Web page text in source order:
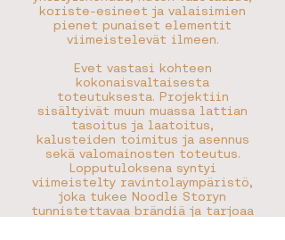
koriste-esineet ja valaisimien
pienet punaiset elementit
viimeistelevät ilmeen.
Evet vastasi kohteen
kokonaisvaltaisesta
toteutuksesta. Projektiin
sisältyivät muun muassa lattian
tasoitus ja laatoitus,
kalusteiden toimitus ja asennus
sekä valomainosten toteutus.
Lopputuloksena syntyi
viimeistelty ravintolaympäristö,
joka tukee Noodle Storyn
tunnistettavaa brändiä ja tarjoaa